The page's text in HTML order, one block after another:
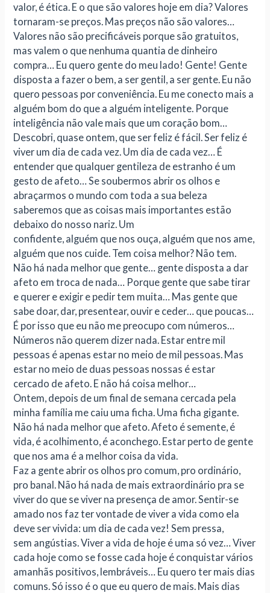
valor, é ética. E o que são valores hoje em dia? Valores
tornaram-se preços. Mas preços não são valores…
Valores não são precificáveis porque são gratuitos,
mas valem o que nenhuma quantia de dinheiro
compra… Eu quero gente do meu lado! Gente! Gente
disposta a fazer o bem, a ser gentil, a ser gente. Eu não
quero pessoas por conveniência. Eu me conecto mais a
alguém bom do que a alguém inteligente. Porque
inteligência não vale mais que um coração bom…
Descobri, quase ontem, que ser feliz é fácil. Ser feliz é
viver um dia de cada vez. Um dia de cada vez… É
entender que qualquer gentileza de estranho é um
gesto de afeto… Se soubermos abrir os olhos e
abraçarmos o mundo com toda a sua beleza
saberemos que as coisas mais importantes estão
debaixo do nosso nariz. Um
confidente, alguém que nos ouça, alguém que nos ame,
alguém que nos cuide. Tem coisa melhor? Não tem.
Não há nada melhor que gente… gente disposta a dar
afeto em troca de nada… Porque gente que sabe tirar
e querer e exigir e pedir tem muita… Mas gente que
sabe doar, dar, presentear, ouvir e ceder… que poucas…
É por isso que eu não me preocupo com números…
Números não querem dizer nada. Estar entre mil
pessoas é apenas estar no meio de mil pessoas. Mas
estar no meio de duas pessoas nossas é estar
cercado de afeto. E não há coisa melhor…
Ontem, depois de um final de semana cercada pela
minha família me caiu uma ficha. Uma ficha gigante.
Não há nada melhor que afeto. Afeto é semente, é
vida, é acolhimento, é aconchego. Estar perto de gente
que nos ama é a melhor coisa da vida.
Faz a gente abrir os olhos pro comum, pro ordinário,
pro banal. Não há nada de mais extraordinário pra se
viver do que se viver na presença de amor. Sentir-se
amado nos faz ter vontade de viver a vida como ela
deve ser vivida: um dia de cada vez! Sem pressa,
sem angústias. Viver a vida de hoje é uma só vez… Viver
cada hoje como se fosse cada hoje é conquistar vários
amanhãs positivos, lembráveis… Eu quero ter mais dias
comuns. Só isso é o que eu quero de mais. Mais dias